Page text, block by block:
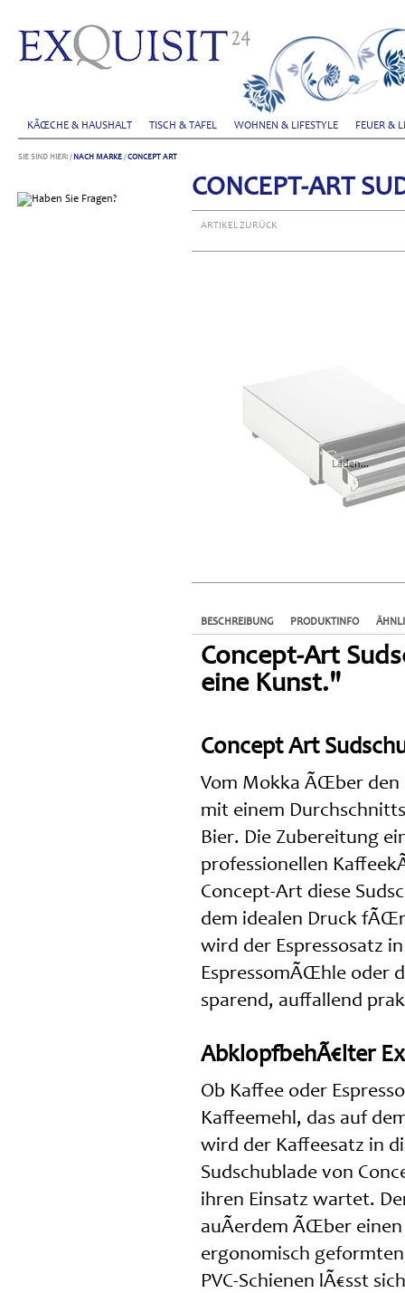
KÃŒCHE & HAUSHALT TISCH & TAFEL WOHNEN & LIFESTYLE FEUER &
SIE SIND HIER: / NACH MARKE /CONCEPT ART
CONCEPT-ART
ARTIKEL ZURÜCK
Laden...
BESCHREIBUNG PRODUKTINFO
Concept-Art
eine Kunst."
Concept Art
Vom Mokka ÃŒber den
mit einem
Bier. Die Zubereitung
professionellen
Concept-Art diese
dem idealen Druck
wird der Espressosatz
EspressomÃŒhle oder
sparend, auffallend
AbklopfbehÃ€lter
Ob Kaffee oder
Kaffeemehl, das auf
wird der Kaffeesatz in
Sudschublade von
ihren Einsatz wartet.
auÃerdem ÃŒber
ergonomisch
PVC-Schienen lÃ€sst